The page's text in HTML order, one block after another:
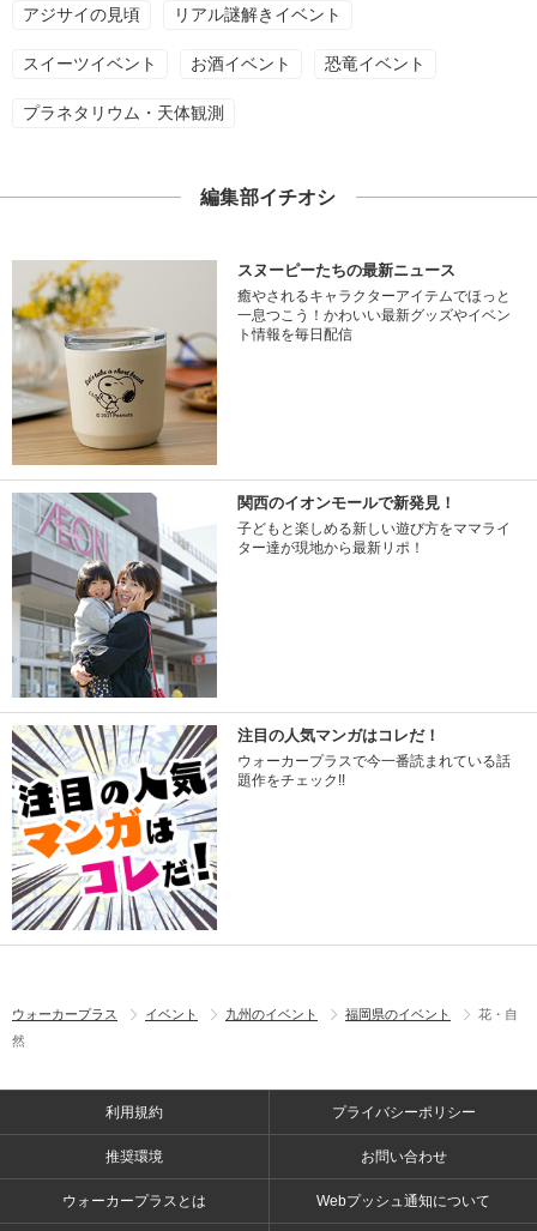
アジサイの見頃 リアル謎解きイベント
スイーツイベント お酒イベント 恐竜イベント
プラネタリウム・天体観測
編集部イチオシ
スヌーピーたちの最新ニュース
癒やされるキャラクターアイテムでほっと
一息つこう！かわいい最新グッズやイベン
ト情報を毎日配信
関西のイオンモールで新発見！
子どもと楽しめる新しい遊び方をママライ
ター達が現地から最新リポ！
注目の人気マンガはコレだ！
ウォーカープラスで今一番読まれている話
題作をチェック!!
ウォーカープラス イベント 九州のイベント 福岡県のイベント
花・自
然
利用規約 プライバシーポリシー
推奨環境 お問い合わせ
ウォーカープラスとは Webプッシュ通知について